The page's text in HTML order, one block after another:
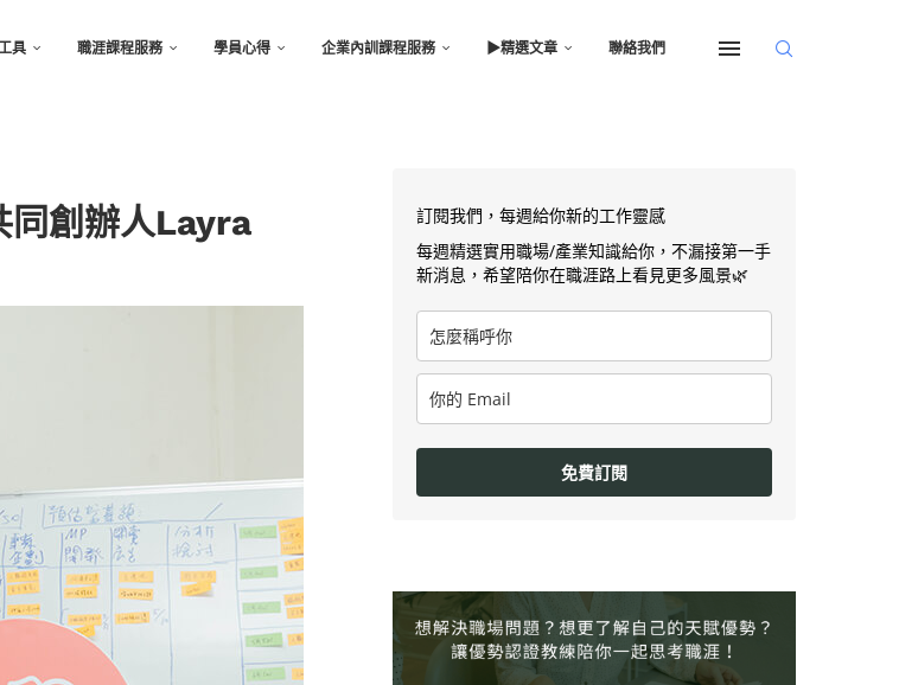
具 職涯課程服務 學員心得 企業內訓課程服務 ▶︎精選文章 聯絡我們
同創辦人Layra
訂閱我們，每週給你新的工作靈感
每週精選實用職場/產業知識給你，不漏接第一手
新消息，希望陪你在職涯路上看見更多風景🌿
免費訂閱